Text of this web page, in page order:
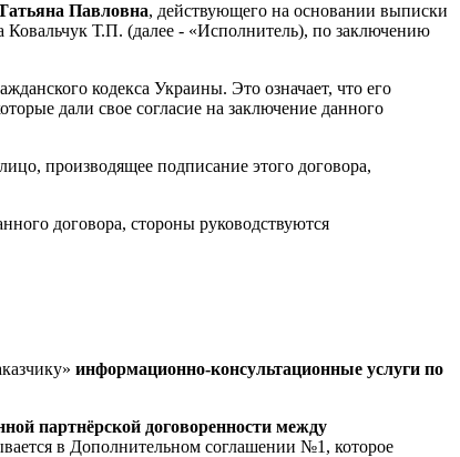
Павловна, действующего на основании выписки
Т.П. (далее - «Исполнитель), по заключению
кодекса Украины. Это означает, что его
дали свое согласие на заключение данного
производящее подписание этого договора,
договора, стороны руководствуются
информационно-консультационные услуги по
партнёрской договоренности между
в Дополнительном соглашении №1, которое